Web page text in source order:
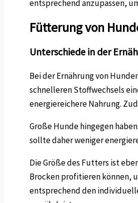
entsprechend anzupassen,
Fütterung von
Unterschiede in der
Bei der Ernährung von
schnelleren Stoffwechsels
energiereichere Nahrung.
Große Hunde hingegen
sollte daher weniger
Die Größe des Futters ist
Brocken profitieren können,
entsprechend den